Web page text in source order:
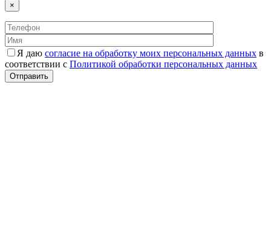
×
Я даю согласие на обработку моих персональных данных в
соответствии с Политикой обработки персональных данных
Отправить